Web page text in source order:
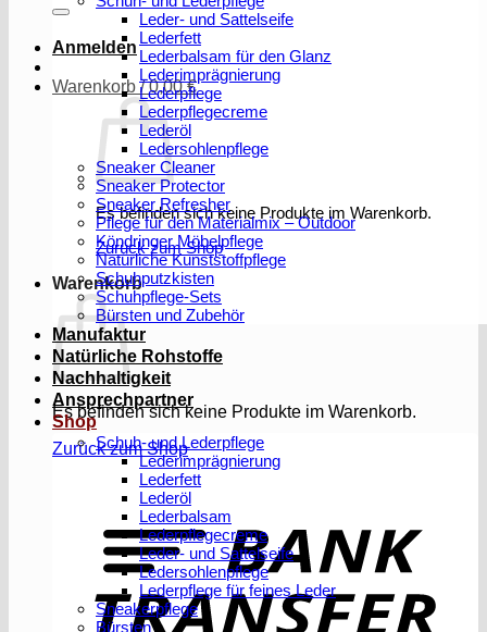
Anmelden
Warenkorb /0,00€
Es befinden sich keine Produkte im Warenkorb.
Zurück zum Shop
Warenkorb
Es befinden sich keine Produkte im Warenkorb.
Zurück zum Shop
Leder- und Sattelseife
Lederfett
Lederbalsam für den Glanz
Lederimprägnierung
Lederpflege
Lederpflegecreme
Lederöl
Ledersohlenpflege
Sneaker Cleaner
Sneaker Protector
Sneaker Refresher
Pflege für den Materialmix – Outdoor
Köndringer Möbelpflege
Natürliche Kunststoffpflege
Schuhputzkisten
Schuhpflege-Sets
Bürsten und Zubehör
Manufaktur
Natürliche Rohstoffe
Nachhaltigkeit
Ansprechpartner
Shop
Schuh- und Lederpflege
Lederimprägnierung
Lederfett
Lederöl
Lederbalsam
Lederpflegecreme
Leder- und Sattelseife
Ledersohlenpflege
Lederpflege für feines Leder
Sneakerpflege
Bürsten